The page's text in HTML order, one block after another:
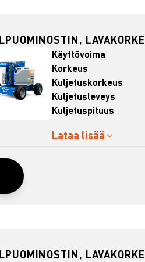
Käyttövoima
Korkeus
Kuljetuskorkeus
Kuljetusleveys
Kuljetuspituus
Lataa lisää